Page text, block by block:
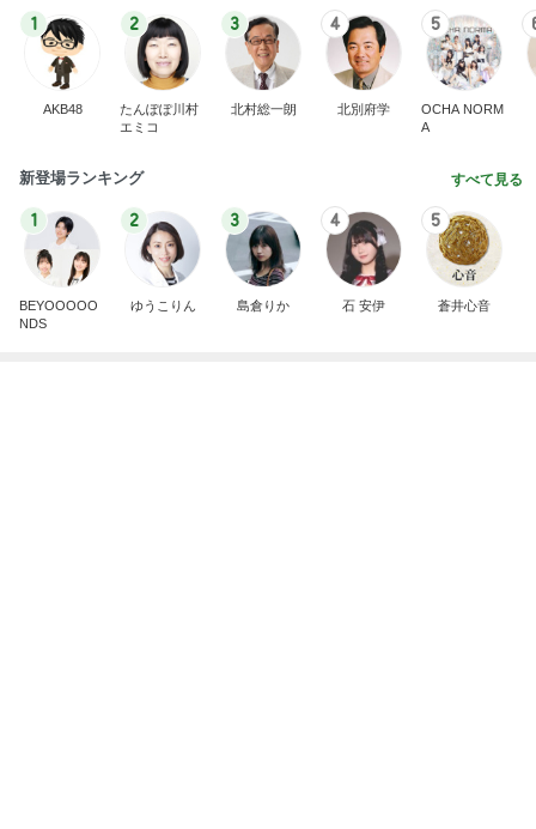
1
AKB48
2
たんぽぽ川村
エミコ
3
北村総一朗
4
北別府学
5
OCHA NORM
A
新登場ランキング すべて見る
1
BEYOOOOO
NDS
2
ゆうこりん
3
島倉りか
4
石 安伊
5
蒼井心音